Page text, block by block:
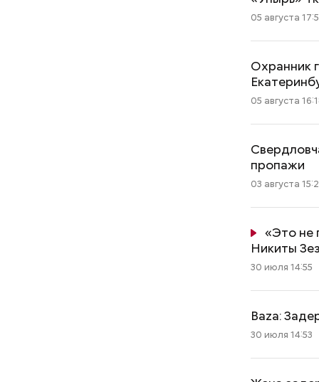
05 августа
Охранник
05 августа
пропажи
03 августа
«Это не
Никиты
30 июля 14:55
Baza:
30 июля 14:53